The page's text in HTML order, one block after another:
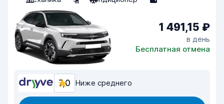
1 491,15 ₽
в день
Бесплатная отмена
7,0 Ниже среднего